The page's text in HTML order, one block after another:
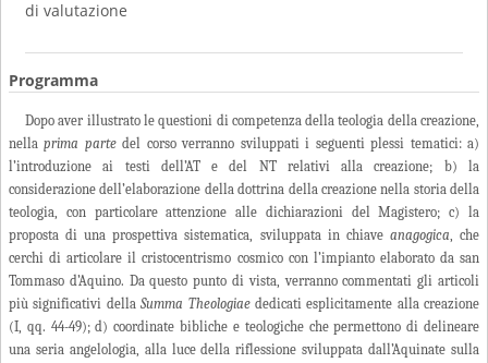
di valutazione
Programma
Dopo aver illustrato le questioni di competenza della teologia della creazione,
nellaprima partedel corso verranno sviluppati i seguenti plessi tematici: a)
l’introduzione ai testi dell’AT e del NT relativi alla creazione; b) la
considerazione dell’elaborazione della dottrina della creazione nella storia della
teologia, con particolare attenzione alle dichiarazioni del Magistero; c) la
proposta di una prospettiva sistematica, sviluppata in chiave anagogica, che
cerchi di articolare il cristocentrismo cosmico con l’impianto elaborato da san
Tommaso d’Aquino. Da questo punto di vista, verranno commentati gli articoli
più significativi dellaSumma Theologiaededicati esplicitamente alla creazione
(I, qq. 44-49); d) coordinate bibliche e teologiche che permettono di delineare
una seria angelologia, alla luce della riflessione sviluppata dall’Aquinate sulla